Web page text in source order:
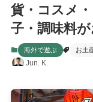
貨・コスメ
子・調味料
海外で遊ぶ お土
Jun. K.